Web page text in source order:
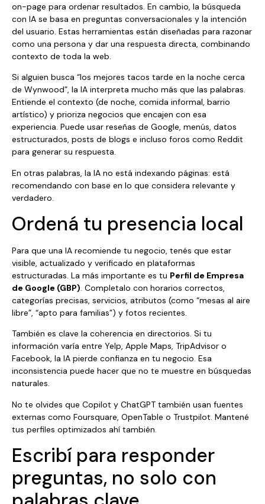
on-page para ordenar resultados. En cambio, la búsqueda
con IA se basa en preguntas conversacionales y la intención
del usuario. Estas herramientas están diseñadas para razonar
como una persona y dar una respuesta directa, combinando
contexto de toda la web.
Si alguien busca “los mejores tacos tarde en la noche cerca
de Wynwood”, la IA interpreta mucho más que las palabras.
Entiende el contexto (de noche, comida informal, barrio
artístico) y prioriza negocios que encajen con esa
experiencia. Puede usar reseñas de Google, menús, datos
estructurados, posts de blogs e incluso foros como Reddit
para generar su respuesta.
En otras palabras, la IA no está indexando páginas: está
recomendando con base en lo que considera relevante y
verdadero.
Ordená tu presencia local
Para que una IA recomiende tu negocio, tenés que estar
visible, actualizado y verificado en plataformas
estructuradas. La más importante es tu Perfil de Empresa
de Google (GBP). Completalo con horarios correctos,
categorías precisas, servicios, atributos (como “mesas al aire
libre”, “apto para familias”) y fotos recientes.
También es clave la coherencia en directorios. Si tu
información varía entre Yelp, Apple Maps, TripAdvisor o
Facebook, la IA pierde confianza en tu negocio. Esa
inconsistencia puede hacer que no te muestre en búsquedas
naturales.
No te olvides que Copilot y ChatGPT también usan fuentes
externas como Foursquare, OpenTable o Trustpilot. Mantené
tus perfiles optimizados ahí también.
Escribí para responder
preguntas, no solo con